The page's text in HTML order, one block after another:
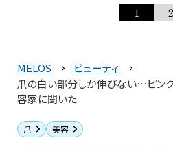
1 2
MELOS
ビューティ
爪の白い部分しか伸びない…ピン
容家に聞いた
爪 美容